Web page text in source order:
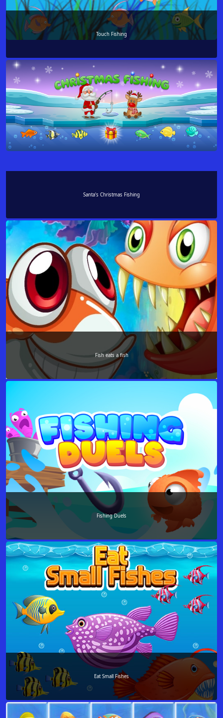
Touch Fishing
Santa's Christmas Fishing
Fish eats a fish
Fishing Duels
Eat Small Fishes